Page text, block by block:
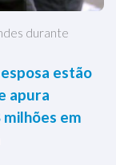
durante
estão
apura
em